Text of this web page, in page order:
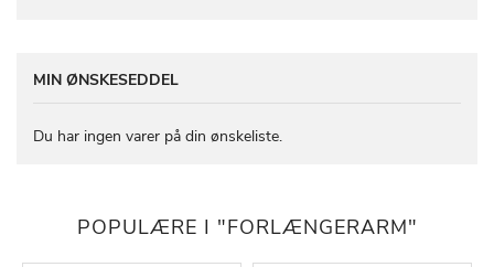
MIN ØNSKESEDDEL
Du har ingen varer på din ønskeliste.
POPULÆRE I "FORLÆNGERARM"